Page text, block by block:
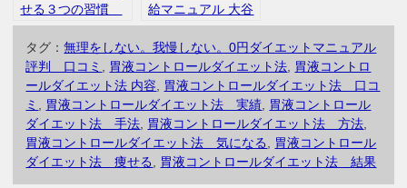
せる３つの習慣
インフォトップ
口コミ 評判
給マニュアル 大谷
啓志 サクセス・イ
ンフィニティー 評
判 口コミ
タグ：無理をしない。我慢しない。0円ダイエットマニュアル
評判 口コミ
胃液コントロールダイエット法
胃液コントロ
ールダイエット法 内容
胃液コントロールダイエット法 口コ
ミ
胃液コントロールダイエット法 実績
胃液コントロール
ダイエット法 手法
胃液コントロールダイエット法 方法
胃液コントロールダイエット法 気になる
胃液コントロール
ダイエット法 痩せる
胃液コントロールダイエット法 結果